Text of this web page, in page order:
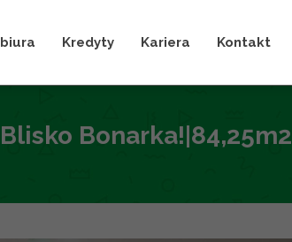
Kredyty Kariera Kontakt
Bonarka!|84,25m2